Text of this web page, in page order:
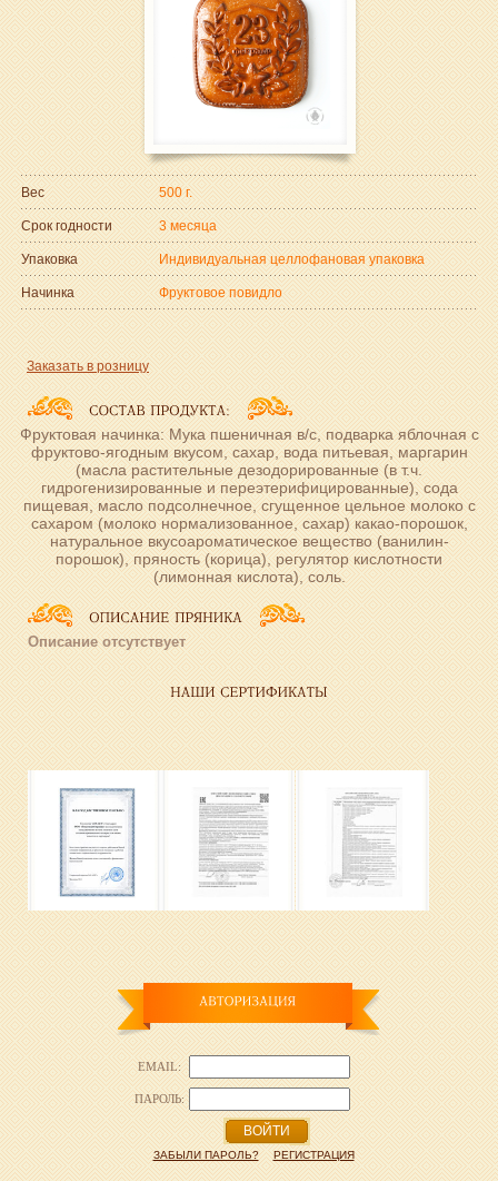
Вес 500 г.
Срок годности 3 месяца
Упаковка Индивидуальная целлофановая упаковка
Начинка Фруктовое повидло
Заказать в розницу
Фруктовая начинка: Мука пшеничная в/с, подварка яблочная с
фруктово-ягодным вкусом, сахар, вода питьевая, маргарин
(масла растительные дезодорированные (в т.ч.
гидрогенизированные и переэтерифицированные), сода
пищевая, масло подсолнечное, сгущенное цельное молоко с
сахаром (молоко нормализованное, сахар) какао-порошок,
натуральное вкусоароматическое вещество (ванилин-
порошок), пряность (корица), регулятор кислотности
(лимонная кислота), соль.
Описание отсутствует
EMAIL:
ПАРОЛЬ:
ВОЙТИ
ЗАБЫЛИ ПАРОЛЬ? РЕГИСТРАЦИЯ